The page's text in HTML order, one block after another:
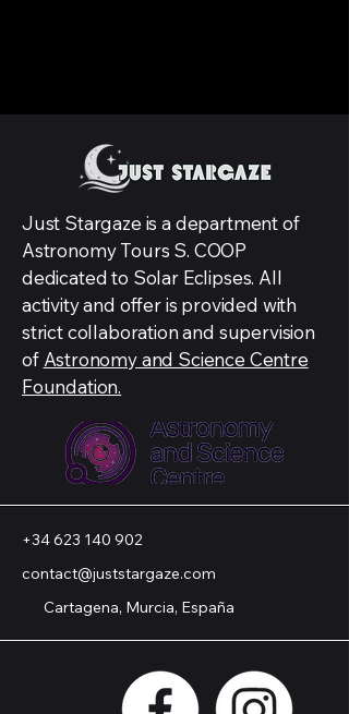
Just Stargaze is a department of
Astronomy Tours S. COOP
dedicated to Solar Eclipses. All
activity and offer is provided with
strict collaboration and supervision
of Astronomy and Science Centre
Foundation.
+34 623 140 902
contact@juststargaze.com
Cartagena, Murcia, España